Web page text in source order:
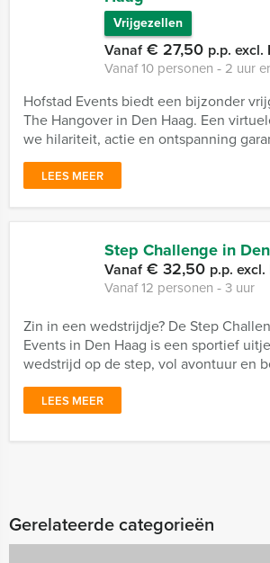
Vrijgezellen
Vanaf€ 27,50 p.p. excl.
Vanaf 10 personen ‐ 2 uur
Hofstad Events biedt een bijzonder
The Hangover in Den Haag. Een
we hilariteit, actie en ontspanning
LEES MEER
Step Challenge in
Vanaf€ 32,50 p.p. excl.
Vanaf 12 personen ‐ 3 uur
Zin in een wedstrijdje? De Step
Events in Den Haag is een sportief
wedstrijd op de step, vol avontuur en
LEES MEER
Gerelateerde categorieën